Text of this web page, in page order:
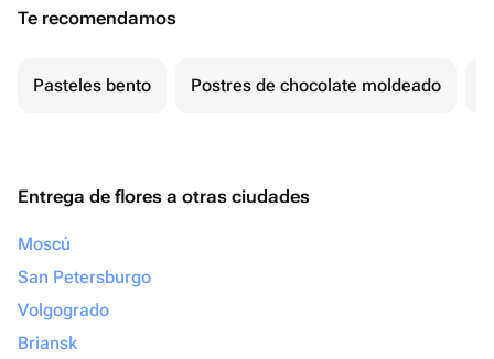
Te recomendamos
Pasteles bento Postres de chocolate moldeado
Entrega de flores a otras ciudades
Moscú
San Petersburgo
Volgogrado
Briansk